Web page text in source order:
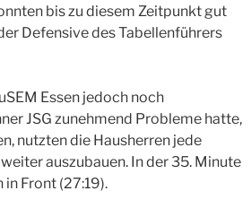
bis zu diesem Zeitpunkt gut
Defensive des Tabellenführers
Essen jedoch noch
JSG zunehmend Probleme hatte,
nutzten die Hausherren jede
auszubauen. In der 35. Minute
Front (27:19).